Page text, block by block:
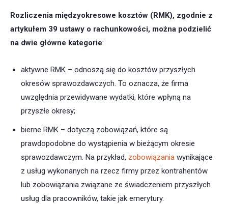
Rozliczenia międzyokresowe kosztów (RMK), zgodnie z
artykułem 39 ustawy o rachunkowości, można podzielić
na dwie główne kategorie:
aktywne RMK – odnoszą się do kosztów przyszłych
okresów sprawozdawczych. To oznacza, że firma
uwzględnia przewidywane wydatki, które wpłyną na
przyszłe okresy;
bierne RMK – dotyczą zobowiązań, które są
prawdopodobne do wystąpienia w bieżącym okresie
sprawozdawczym. Na przykład, zobowiązania wynikające
z usług wykonanych na rzecz firmy przez kontrahentów
lub zobowiązania związane ze świadczeniem przyszłych
usług dla pracowników, takie jak emerytury.